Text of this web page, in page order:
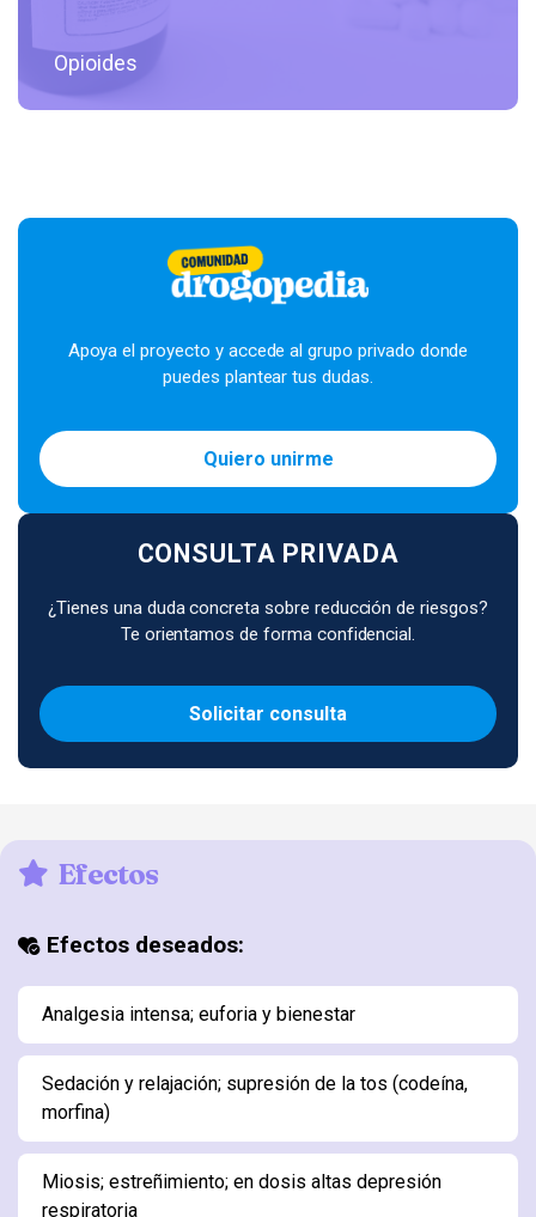
Opioides
Apoya el proyecto y accede al grupo privado donde
puedes plantear tus dudas.
Quiero unirme
CONSULTA PRIVADA
¿Tienes una duda concreta sobre reducción de riesgos?
Te orientamos de forma confidencial.
Solicitar consulta
Efectos
Efectos deseados:
Analgesia intensa; euforia y bienestar
Sedación y relajación; supresión de la tos (codeína,
morfina)
Miosis; estreñimiento; en dosis altas depresión
respiratoria